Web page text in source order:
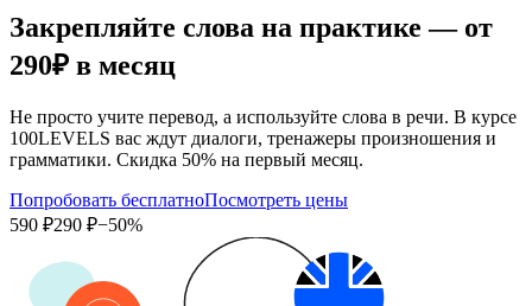
Закрепляйте слова на практике — от
290₽ в месяц
Не просто учите перевод, а используйте слова в речи. В курсе
100LEVELS вас ждут диалоги, тренажеры произношения и
грамматики. Скидка 50% на первый месяц.
Попробовать бесплатноПосмотреть цены
590 ₽290 ₽−50%